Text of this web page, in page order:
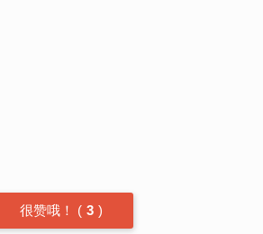
很赞哦！ ( 3 )